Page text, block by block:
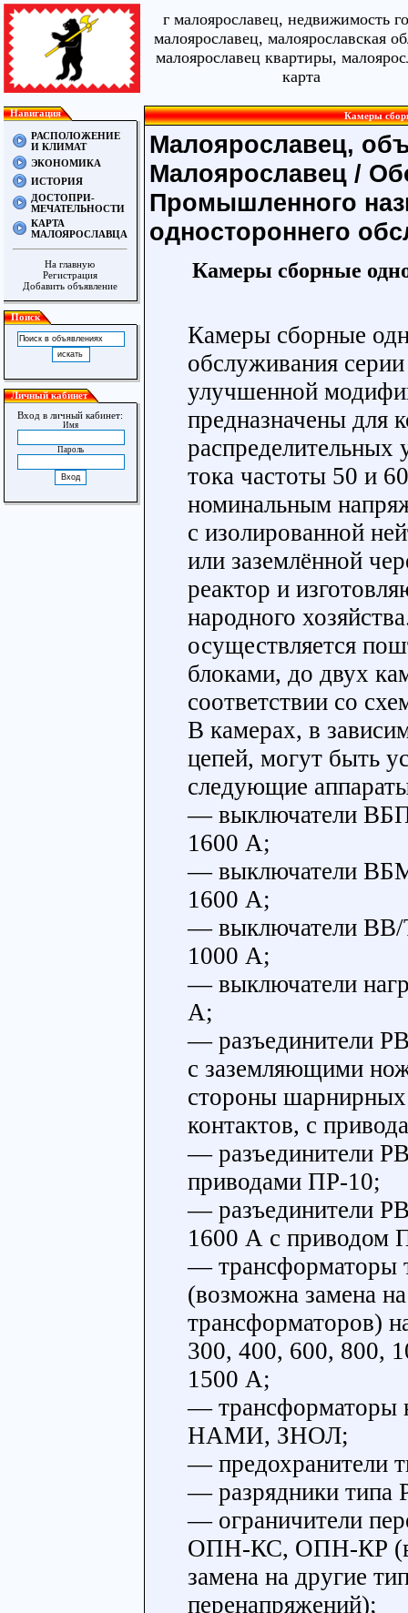
г малоярославец, недвижимость
малоярославец, малоярославская
малоярославец квартиры,
карта
Навигация
РАСПОЛОЖЕНИЕ
И КЛИМАТ
ЭКОНОМИКА
ИСТОРИЯ
ДОСТОПРИ-
МЕЧАТЕЛЬНОСТИ
КАРТА
МАЛОЯРОСЛАВЦА
На главную
Регистрация
Добавить объявление
Поиск
Личный кабинет
Вход в личный кабинет:
Имя
Пароль
Камеры
Малоярославец,
Малоярославец /
Промышленного
одностороннего
Камеры сборные
Камеры сборные
обслуживания
улучшенной
предназначены для
распределительных
тока частоты 50 и
номинальным
с изолированной
или заземлённой
реактор и
народного
осуществляется
блоками, до двух
соответствии со
В камерах, в
цепей, могут быть
следующие
— выключатели
1600 А;
— выключатели
1600 А;
— выключатели
1000 А;
— выключатели
А;
— разъединители
с заземляющими
стороны
контактов, с
— разъединители
приводами ПР-10;
— разъединители
1600 А с приводом
— трансформаторы
(возможна замена
трансформаторов)
300, 400, 600, 800,
1500 А;
— трансформаторы
НАМИ, ЗНОЛ;
— предохранители
— разрядники
— ограничители
ОПН-КС, ОПН-КР
замена на другие
перенапряжений);